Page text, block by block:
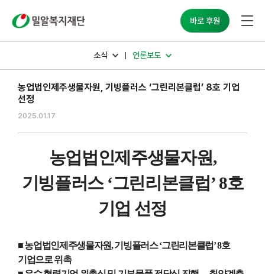
바로 후원
소식 언론보도
농업법인제주생물자원, 기빙플러스 ‘그린리본클럽’ 8호 기업
선정
2025.01.17
농업법인제주생물자원,
기빙플러스 ‘그린리본클럽’ 8호
기업 선정
■농업법인제주생물자원,기빙플러스‘그린리본클럽’ 8호
기업으로 위촉